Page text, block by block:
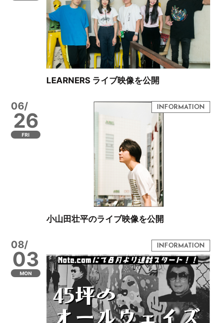
LEARNERS ライブ映像を公開
06/
26
FRI
小山田壮平のライブ映像を公開
08/
03
MON